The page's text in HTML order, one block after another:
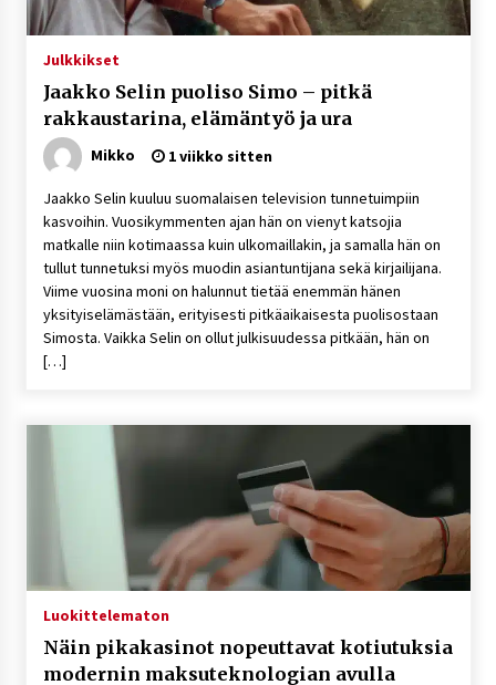
Julkkikset
Jaakko Selin puoliso Simo – pitkä
rakkaustarina, elämäntyö ja ura
Mikko 1 viikko sitten
Jaakko Selin kuuluu suomalaisen television tunnetuimpiin
kasvoihin. Vuosikymmenten ajan hän on vienyt katsojia
matkalle niin kotimaassa kuin ulkomaillakin, ja samalla hän on
tullut tunnetuksi myös muodin asiantuntijana sekä kirjailijana.
Viime vuosina moni on halunnut tietää enemmän hänen
yksityiselämästään, erityisesti pitkäaikaisesta puolisostaan
Simosta. Vaikka Selin on ollut julkisuudessa pitkään, hän on
[…]
Luokittelematon
Näin pikakasinot nopeuttavat kotiutuksia
modernin maksuteknologian avulla